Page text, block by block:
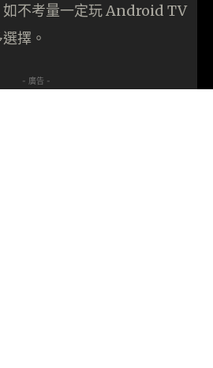
如不考量一定玩 Android TV
擇。
- 廣告 -